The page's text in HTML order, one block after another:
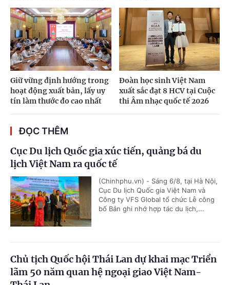
Giữ vững định hướng trong
hoạt động xuất bản, lấy uy
tín làm thước đo cao nhất
Đoàn học sinh Việt Nam
xuất sắc đạt 8 HCV tại Cuộc
thi Âm nhạc quốc tế 2026
ĐỌC THÊM
Cục Du lịch Quốc gia xúc tiến, quảng bá du
lịch Việt Nam ra quốc tế
(Chinhphu.vn) - Sáng 6/8, tại Hà Nội,
Cục Du lịch Quốc gia Việt Nam và
Công ty VFS Global tổ chức Lễ công
bố Bản ghi nhớ hợp tác du lịch,...
Chủ tịch Quốc hội Thái Lan dự khai mạc Triển
lãm 50 năm quan hệ ngoại giao Việt Nam-